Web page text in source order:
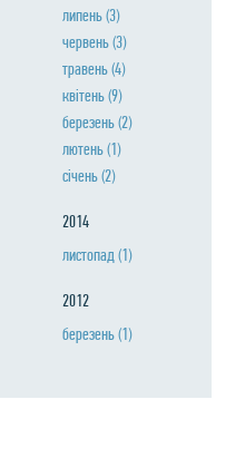
липень(3)
червень(3)
травень(4)
квiтень(9)
березень(2)
лютень(1)
сiчень(2)
2014
листопад(1)
2012
березень(1)